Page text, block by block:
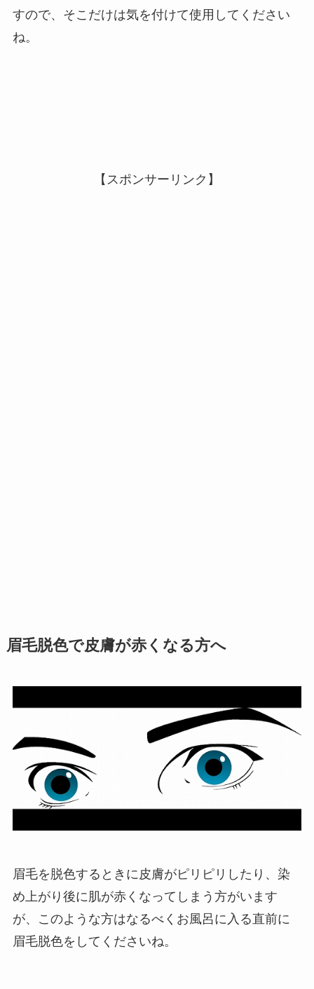
すので、そこだけは気を付けて使用してください
ね。
【スポンサーリンク】
眉毛脱色で皮膚が赤くなる方へ
眉毛を脱色するときに皮膚がピリピリしたり、染
め上がり後に肌が赤くなってしまう方がいます
が、このような方はなるべくお風呂に入る直前に
眉毛脱色をしてくださいね。